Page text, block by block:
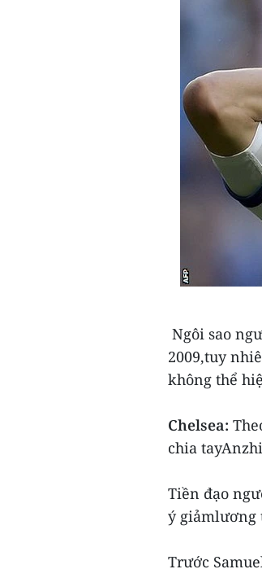
Ngôi sao
2009,tuy
không thể
Chelsea:
chia
Tiền đạo
ý giảmlương
Trước